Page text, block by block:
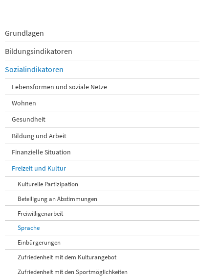
Navigation
überspringen
Grundlagen
Bildungsindikatoren
Sozialindikatoren
Lebensformen und soziale Netze
Wohnen
Gesundheit
Bildung und Arbeit
Finanzielle Situation
Freizeit und Kultur
Kulturelle Partizipation
Beteiligung an Abstimmungen
Freiwilligenarbeit
Sprache
Einbürgerungen
Zufriedenheit mit dem Kulturangebot
Zufriedenheit mit den Sportmöglichkeiten